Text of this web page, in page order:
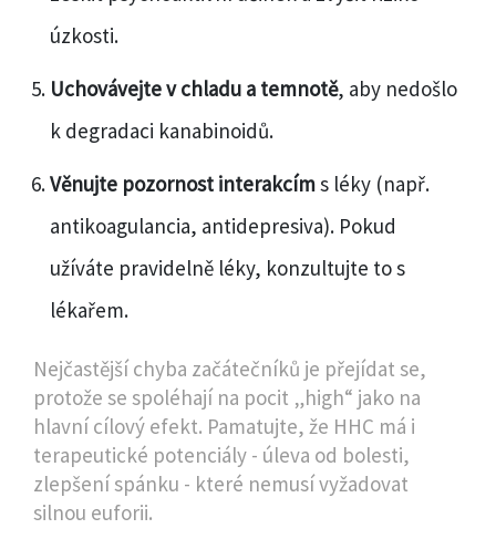
úzkosti.
Uchovávejte v chladu a temnotě, aby nedošlo
k degradaci kanabinoidů.
Věnujte pozornost interakcíms léky (např.
antikoagulancia, antidepresiva). Pokud
užíváte pravidelně léky, konzultujte to s
lékařem.
Nejčastější chyba začátečníků je přejídat se,
protože se spoléhají na pocit „high“ jako na
hlavní cílový efekt. Pamatujte, že HHC má i
terapeutické potenciály - úleva od bolesti,
zlepšení spánku - které nemusí vyžadovat
silnou euforii.